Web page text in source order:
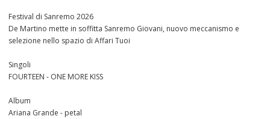
Festival di Sanremo 2026
De Martino mette in soffitta Sanremo Giovani, nuovo meccanismo e
selezione nello spazio di Affari Tuoi
Singoli
FOURTEEN - ONE MORE KISS
Album
Ariana Grande - petal